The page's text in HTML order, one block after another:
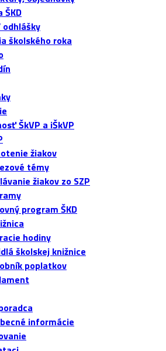
ŠKD
školského roka
ŠkVP a iŠkVP
žiakov
témy
žiakov zo SZP
program ŠKD
hodiny
školskej knižnice
poplatkov
informácie